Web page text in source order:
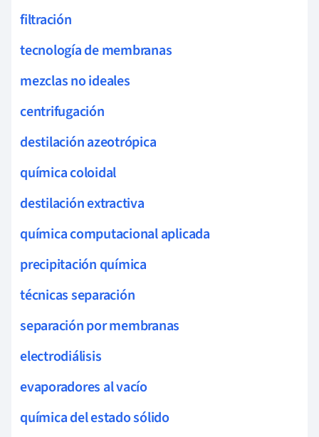
filtración
tecnología de membranas
mezclas no ideales
centrifugación
destilación azeotrópica
química coloidal
destilación extractiva
química computacional aplicada
precipitación química
técnicas separación
separación por membranas
electrodiálisis
evaporadores al vacío
química del estado sólido